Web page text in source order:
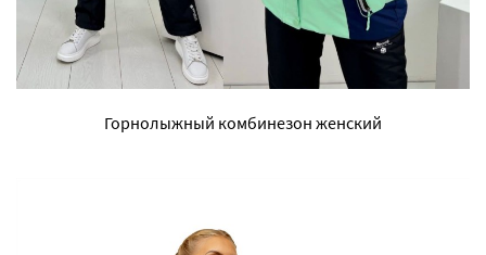
Горнолыжный комбинезон женский